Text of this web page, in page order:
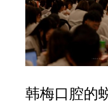
韩梅口腔的